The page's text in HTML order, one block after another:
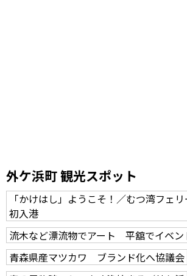
外ケ浜町 観光スポット
「かけはし」ようこそ！／むつ湾フェ
初入港
流木など漂流物でアート 平舘でイベン
青森県産マツカワ ブランド化へ協議会